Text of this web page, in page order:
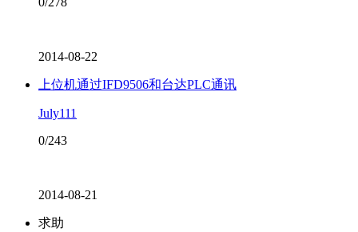
2014-08-22
上位机通过IFD9506和台达PLC通讯
July111
0/243
2014-08-21
求助